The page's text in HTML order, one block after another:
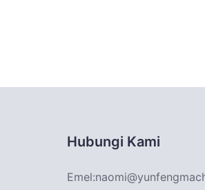
Hubungi Kami
Emel: